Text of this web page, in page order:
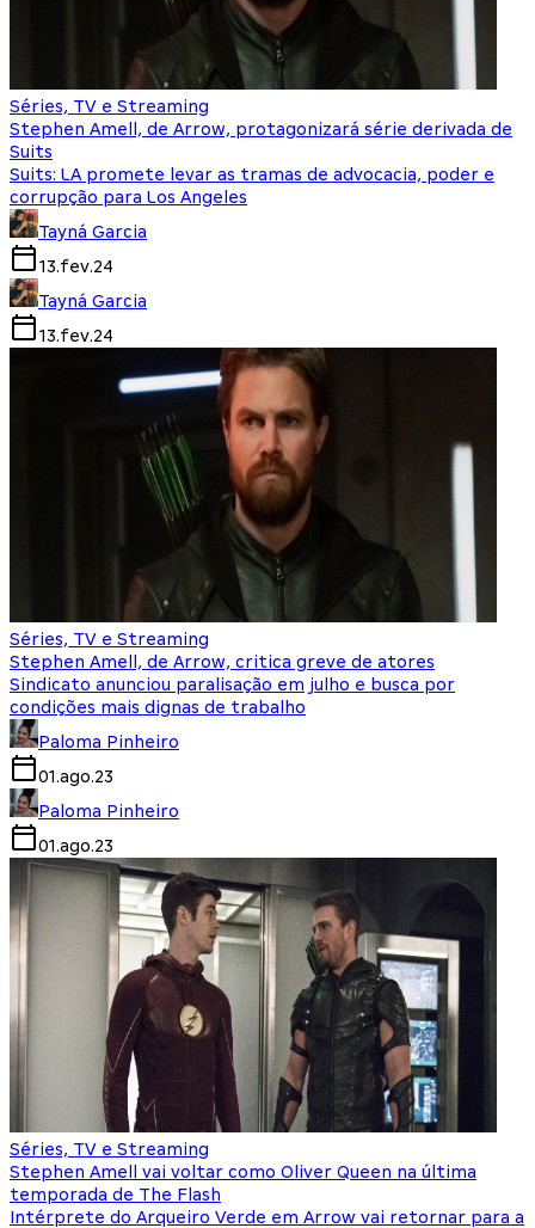
Séries, TV e Streaming
Stephen Amell, de Arrow, protagonizará série derivada de
Suits
Suits: LA promete levar as tramas de advocacia, poder e
corrupção para Los Angeles
Tayná Garcia
13.fev.24
Tayná Garcia
13.fev.24
Séries, TV e Streaming
Stephen Amell, de Arrow, critica greve de atores
Sindicato anunciou paralisação em julho e busca por
condições mais dignas de trabalho
Paloma Pinheiro
01.ago.23
Paloma Pinheiro
01.ago.23
Séries, TV e Streaming
Stephen Amell vai voltar como Oliver Queen na última
temporada de The Flash
Intérprete do Arqueiro Verde em Arrow vai retornar para a